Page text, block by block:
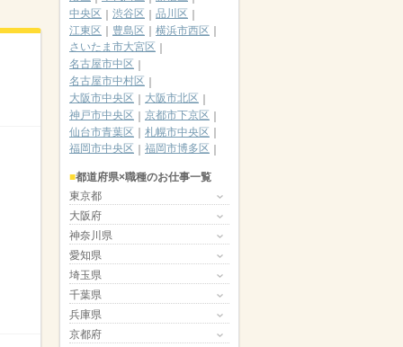
中央区
渋谷区
品川区
江東区
豊島区
横浜市西区
さいたま市大宮区
名古屋市中区
名古屋市中村区
大阪市中央区
大阪市北区
神戸市中央区
京都市下京区
仙台市青葉区
札幌市中央区
福岡市中央区
福岡市博多区
都道府県×職種のお仕事一覧
東京都
大阪府
神奈川県
愛知県
埼玉県
千葉県
兵庫県
京都府